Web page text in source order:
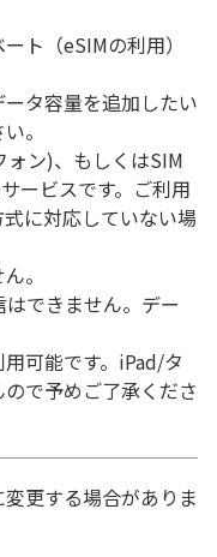
ト（eSIMの利用）
タ容量を追加したい
。
ォン)、もしくはSIM
ービスです。ご利用
に対応していない場
。
はできません。デー
可能です。iPad/タ
で予めご了承くださ
更する場合がありま